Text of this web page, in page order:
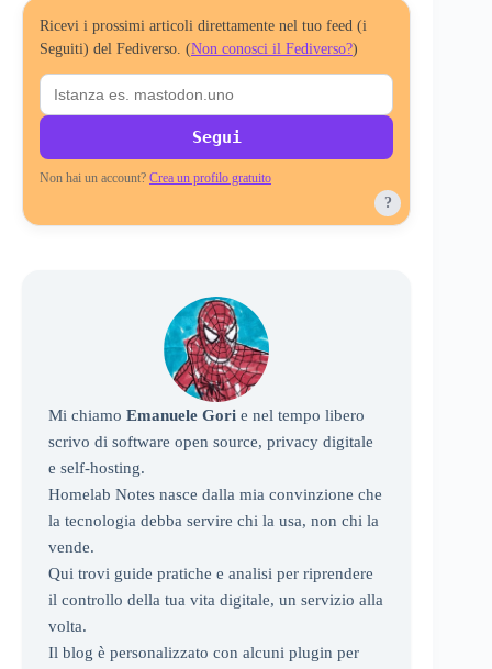
Ricevi i prossimi articoli direttamente nel tuo feed (i
Seguiti) del Fediverso. (Non conosci il Fediverso?)
Segui
Non hai un account? Crea un profilo gratuito
?
Mi chiamo Emanuele Gori e nel tempo libero
scrivo di software open source, privacy digitale
e self-hosting.
Homelab Notes nasce dalla mia convinzione che
la tecnologia debba servire chi la usa, non chi la
vende.
Qui trovi guide pratiche e analisi per riprendere
il controllo della tua vita digitale, un servizio alla
volta.
Il blog è personalizzato con alcuni plugin per